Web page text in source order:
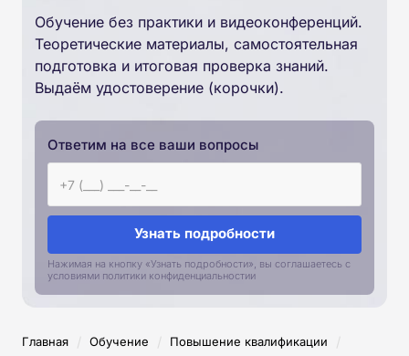
Обучение без практики и видеоконференций.
Теоретические материалы, самостоятельная
подготовка и итоговая проверка знаний.
Выдаём удостоверение (корочки).
Ответим на все ваши вопросы
Узнать подробности
Нажимая на кнопку «Узнать подробности», вы соглашаетесь с
условиями политики конфиденциальностии
Главная / Обучение / Повышение квалификации /